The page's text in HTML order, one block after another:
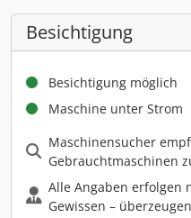
Besichtigung
Besichtigung möglich
Maschine unter Strom
Maschinensucher
Gebrauchtmaschinen
Alle Angaben erfolgen
Gewissen –